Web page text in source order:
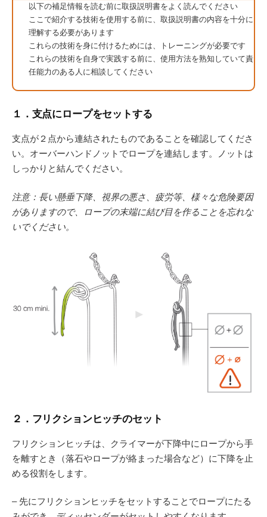
以下の補足情報を読む前に取扱説明書をよく読んでください
ここで紹介する技術を使用する前に、取扱説明書の内容を十分に
理解する必要があります
これらの技術を身に付けるためには、トレーニングが必要です
これらの技術を自身で実践する前に、使用方法を熟知していて責
任能力のある人に相談してください
１．支点にロープをセットする
支点が２点から連結されたものであることを確認してくださ
い。オーバーハンドノットでロープを連結します。ノットは
しっかりと結んでください。
注意：長い懸垂下降、視界の悪さ、疲労等、様々な危険要因
がありますので、ロープの末端に結び目を作ることを忘れな
いでください。
２．フリクションヒッチのセット
フリクションヒッチは、クライマーが下降中にロープから手
を離すとき（落石やロープが絡まった場合など）に下降を止
める役割をします。
– 先にフリクションヒッチをセットすることでロープにたる